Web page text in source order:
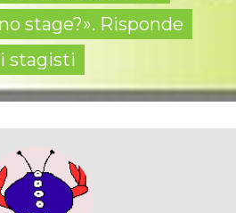
stage?». Risponde
stagisti